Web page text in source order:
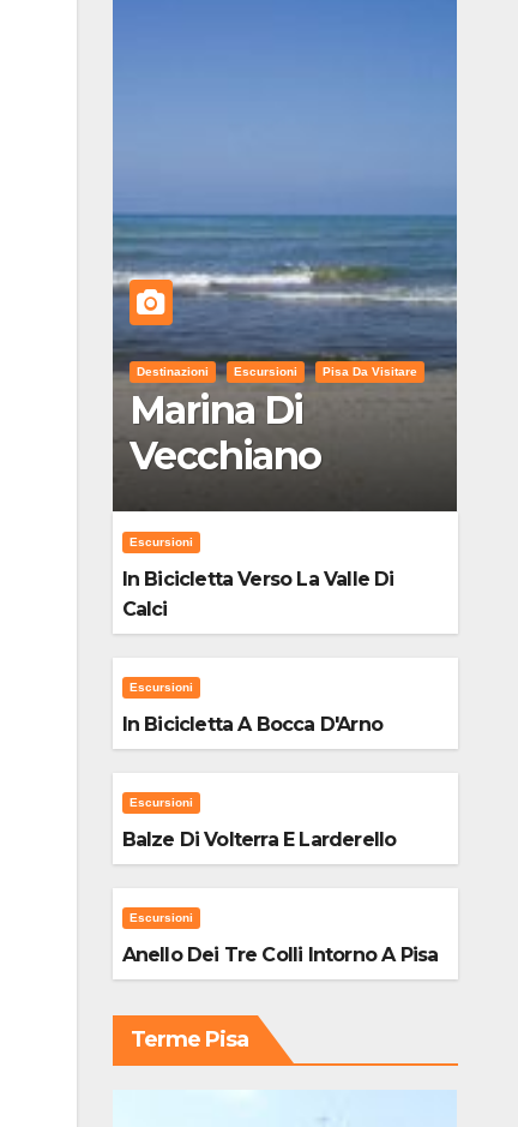
Destinazioni Escursioni Pisa Da Visitare
Marina Di
Vecchiano
Escursioni
In Bicicletta Verso La Valle Di
Calci
Escursioni
In Bicicletta A Bocca D'Arno
Escursioni
Balze Di Volterra E Larderello
Escursioni
Anello Dei Tre Colli Intorno A Pisa
Terme Pisa